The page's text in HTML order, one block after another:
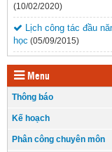
(10/02/2020)
Lịch công tác đầu
học (05/09/2015)
Menu
Thông báo
Kế hoạch
Phân công chuyên môn